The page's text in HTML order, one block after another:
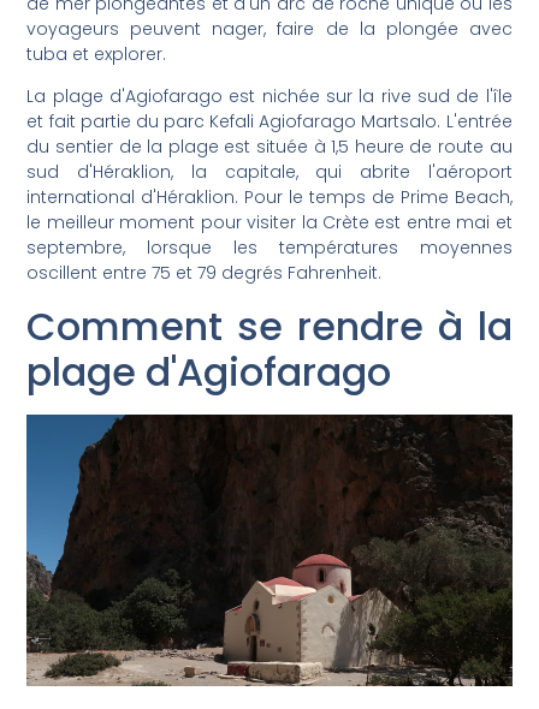
voyageurs peuvent nager, faire de la plongée avec
tuba et explorer.
La plage d'Agiofarago est nichée sur la rive sud de l'île
et fait partie du parc Kefali Agiofarago Martsalo. L'entrée
du sentier de la plage est située à 1,5 heure de route au
sud d'Héraklion, la capitale, qui abrite l'aéroport
international d'Héraklion. Pour le temps de Prime Beach,
le meilleur moment pour visiter la Crète est entre mai et
septembre, lorsque les températures moyennes
oscillent entre 75 et 79 degrés Fahrenheit.
Comment se rendre à la
plage d'Agiofarago